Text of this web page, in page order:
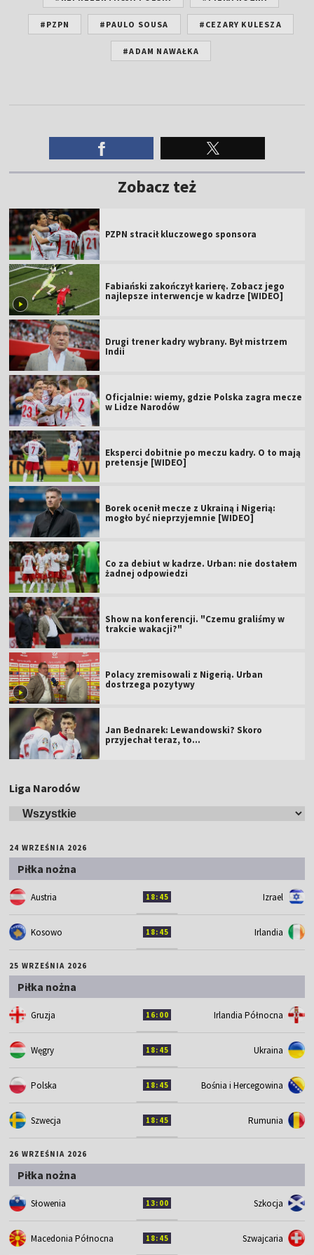
#PZPN #PAULO SOUSA #CEZARY KULESZA
#ADAM NAWAŁKA
Zobacz też
PZPN stracił kluczowego sponsora
Fabiański zakończył karierę. Zobacz jego
najlepsze interwencje w kadrze [WIDEO]
Drugi trener kadry wybrany. Był mistrzem
Indii
Oficjalnie: wiemy, gdzie Polska zagra mecze
w Lidze Narodów
Eksperci dobitnie po meczu kadry. O to mają
pretensje [WIDEO]
Borek ocenił mecze z Ukrainą i Nigerią:
mogło być nieprzyjemnie [WIDEO]
Co za debiut w kadrze. Urban: nie dostałem
żadnej odpowiedzi
Show na konferencji. "Czemu graliśmy w
trakcie wakacji?"
Polacy zremisowali z Nigerią. Urban
dostrzega pozytywy
Jan Bednarek: Lewandowski? Skoro
przyjechał teraz, to…
Liga Narodów
24 WRZEŚNIA 2026
Piłka nożna
Austria 18:45 Izrael
Kosowo 18:45 Irlandia
25 WRZEŚNIA 2026
Piłka nożna
Gruzja 16:00 Irlandia Północna
Węgry 18:45 Ukraina
Polska 18:45 Bośnia i Hercegowina
Szwecja 18:45 Rumunia
26 WRZEŚNIA 2026
Piłka nożna
Słowenia 13:00 Szkocja
Macedonia Północna 18:45 Szwajcaria